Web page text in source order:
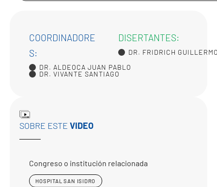
COORDINADORE
S:
DR. ALDEOCA JUAN PABLO
DR. VIVANTE SANTIAGO
DISERTANTES:
DR. FRIDRICH
SOBRE ESTE VIDEO
Congreso o institución relacionada
HOSPITAL SAN ISIDRO